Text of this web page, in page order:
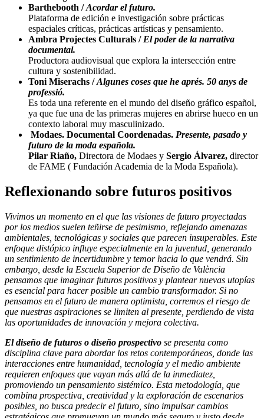
Barthebooth /Acordar el futuro.
Plataforma de edición e investigación sobre prácticas
espaciales críticas, prácticas artísticas y pensamiento.
Ambra Projectes Culturals / El poder de la narrativa
documental.
Productora audiovisual que explora la intersección entre
cultura y sostenibilidad.
Toni Miserachs /Algunes coses que he aprés. 50 anys de
professió.
Es toda una referente en el mundo del diseño gráfico español,
ya que fue una de las primeras mujeres en abrirse hueco en un
contexto laboral muy masculinizado.
Modaes. Documental Coordenadas. Presente, pasado y
futuro de la moda española.
Pilar Riaño, Directora de Modaes y Sergio Álvarez, director
de FAME ( Fundación Academia de la Moda Española).
Reflexionando sobre futuros positivos
Vivimos un momento en el que las visiones de futuro proyectadas
por los medios suelen teñirse de pesimismo, reflejando amenazas
ambientales, tecnológicas y sociales que parecen insuperables. Este
enfoque distópico influye especialmente en la juventud, generando
un sentimiento de incertidumbre y temor hacia lo que vendrá. Sin
embargo, desde la Escuela Superior de Diseño de València
pensamos que imaginar futuros positivos y plantear nuevas utopías
es esencial para hacer posible un cambio transformador. Si no
pensamos en el futuro de manera optimista, corremos el riesgo de
que nuestras aspiraciones se limiten al presente, perdiendo de vista
las oportunidades de innovación y mejora colectiva.
El diseño de futuros o diseño prospectivo se presenta como
disciplina clave para abordar los retos contemporáneos, donde las
interacciones entre humanidad, tecnología y el medio ambiente
requieren enfoques que vayan más allá de la inmediatez,
promoviendo un pensamiento sistémico. Esta metodología, que
combina prospectiva, creatividad y la exploración de escenarios
posibles, no busca predecir el futuro, sino impulsar cambios